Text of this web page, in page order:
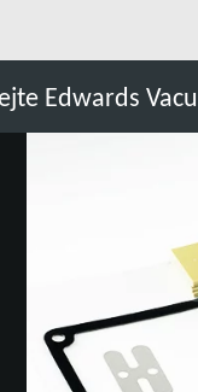
Edwards